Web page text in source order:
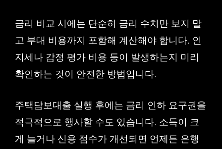
금리 비교 시에는 단순히 금리 수치만 보지 말
고 부대 비용까지 포함해 계산해야 합니다. 인
지세나 감정 평가 비용 등이 발생하는지 미리
확인하는 것이 안전한 방법입니다.
주택담보대출 실행 후에는 금리 인하 요구권을
적극적으로 행사할 수도 있습니다. 소득이 크
게 늘거나 신용 점수가 개선되면 언제든 은행